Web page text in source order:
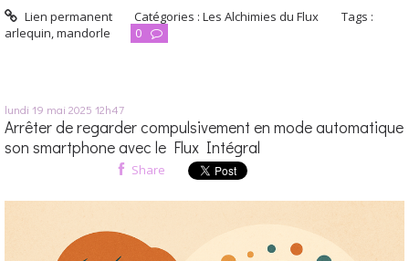
Lien permanent Catégories :Les Alchimies du Flux
Tags :
arlequin,mandorle 0
lundi 19 mai 2025 12h47
Arrêter de regarder compulsivement en mode automatique
son smartphone avec le Flux Intégral
Share